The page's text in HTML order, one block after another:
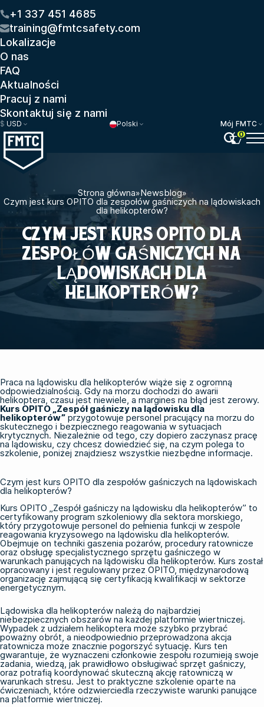
+1 337 451 4685
training@fmtcsafety.com
Lokalizacje
O nas
FAQ
Aktualności
Pracuj z nami
Skontaktuj się z nami
$ USD Polski
Mój FMTC
0
Strona główna»Newsblog»
Czym jest kurs OPITO dla zespołów gaśniczych na lądowiskach
dla helikopterów?
CZYM JEST KURS OPITO DLA
ZESPOŁÓW GAŚNICZYCH NA
LĄDOWISKACH DLA
HELIKOPTERÓW?
Praca na lądowisku dla helikopterów wiąże się z ogromną
odpowiedzialnością. Gdy na morzu dochodzi do awarii
helikoptera, czasu jest niewiele, a margines na błąd jest zerowy.
Kurs OPITO „Zespół gaśniczy na lądowisku dla
helikopterów” przygotowuje personel pracujący na morzu do
skutecznego i bezpiecznego reagowania w sytuacjach
krytycznych. Niezależnie od tego, czy dopiero zaczynasz pracę
na lądowisku, czy chcesz dowiedzieć się, na czym polega to
szkolenie, poniżej znajdziesz wszystkie niezbędne informacje.
Czym jest kurs OPITO dla zespołów gaśniczych na lądowiskach
dla helikopterów?
Kurs OPITO „Zespół gaśniczy na lądowisku dla helikopterów” to
certyfikowany program szkoleniowy dla sektora morskiego,
który przygotowuje personel do pełnienia funkcji w zespole
reagowania kryzysowego na lądowisku dla helikopterów.
Obejmuje on techniki gaszenia pożarów, procedury ratownicze
oraz obsługę specjalistycznego sprzętu gaśniczego w
warunkach panujących na lądowisku dla helikopterów. Kurs został
opracowany i jest regulowany przez OPITO, międzynarodową
organizację zajmującą się certyfikacją kwalifikacji w sektorze
energetycznym.
Lądowiska dla helikopterów należą do najbardziej
niebezpiecznych obszarów na każdej platformie wiertniczej.
Wypadek z udziałem helikoptera może szybko przybrać
poważny obrót, a nieodpowiednio przeprowadzona akcja
ratownicza może znacznie pogorszyć sytuację. Kurs ten
gwarantuje, że wyznaczeni członkowie zespołu rozumieją swoje
zadania, wiedzą, jak prawidłowo obsługiwać sprzęt gaśniczy,
oraz potrafią koordynować skuteczną akcję ratowniczą w
warunkach stresu. Jest to praktyczne szkolenie oparte na
ćwiczeniach, które odzwierciedla rzeczywiste warunki panujące
na platformie wiertniczej.